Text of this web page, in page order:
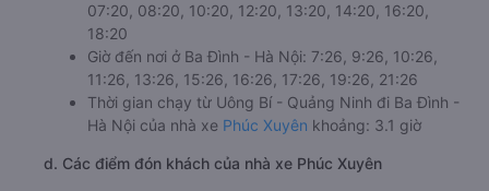
07:20, 08:20, 10:20, 12:20, 13:20, 14:20, 16:20,
18:20
Giờ đến nơi ở Ba Đình - Hà Nội: 7:26, 9:26, 10:26,
11:26, 13:26, 15:26, 16:26, 17:26, 19:26, 21:26
Thời gian chạy từ Uông Bí - Quảng Ninh đi Ba Đình -
Hà Nội của nhà xe Phúc Xuyên khoảng: 3.1 giờ
d. Các điểm đón khách của nhà xe Phúc Xuyên